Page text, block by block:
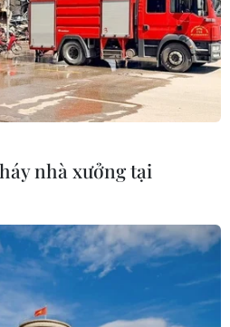
tiên công bố 3 loại hộ
chiếu ẩm thực (Đà Nẵng
(Đà Nẵng Heritage Tour) và
nhà xưởng tại